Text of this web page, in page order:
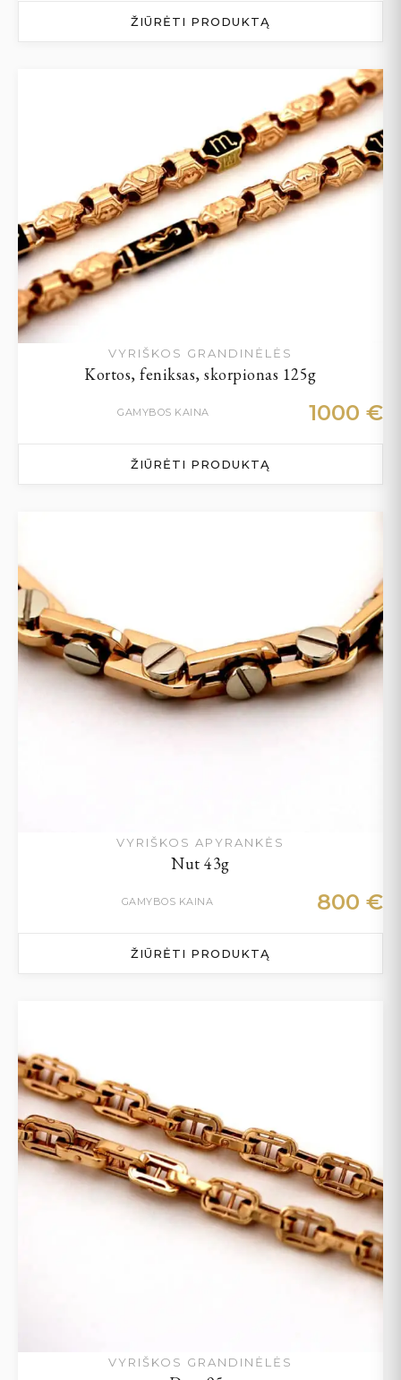
ŽIŪRĖTI PRODUKTĄ
VYRIŠKOS GRANDINĖLĖS
Kortos, feniksas, skorpionas 125g
GAMYBOS KAINA 1000 €
ŽIŪRĖTI PRODUKTĄ
VYRIŠKOS APYRANKĖS
Nut 43g
GAMYBOS KAINA 800 €
ŽIŪRĖTI PRODUKTĄ
VYRIŠKOS GRANDINĖLĖS